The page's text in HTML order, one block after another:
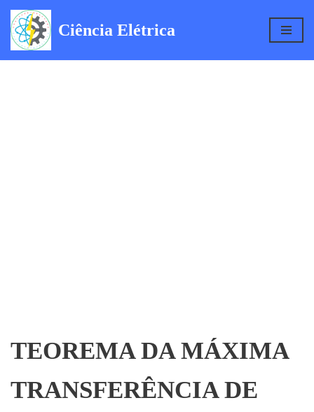
Pular
Ciência Elétrica
TEOREMA DA MÁXIMA
TRANSFERÊNCIA DE